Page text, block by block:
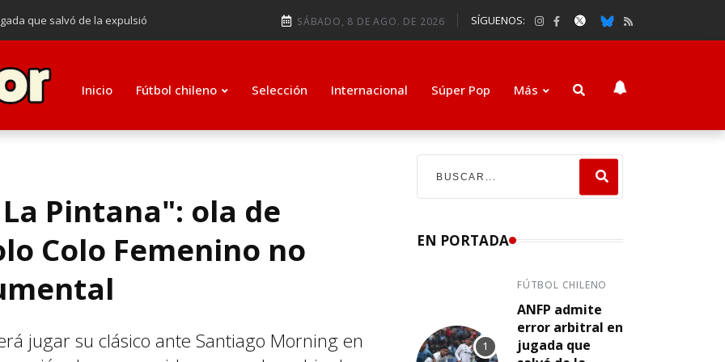
que salvó de la expulsió
clasificar a octavos de
SÁBADO, 8 DE AGO. DE 2026 SÍGUENOS:
Inicio Fútbol chileno Selección Internacional Súper Pop Más
Pintana": ola de
Colo Femenino no
jugar su clásico ante Santiago Morning en
EN PORTADA
FÚTBOL CHILENO
ANFP admite
error arbitral en
jugada que